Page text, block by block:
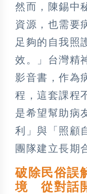
然而，陳錫中
資源，也需要
足夠的自我照
效。」台灣精
影音書，作為
程，這套課程
是希望幫助病
利」與「照顧
團隊建立長期
破除民俗誤
境 從對話